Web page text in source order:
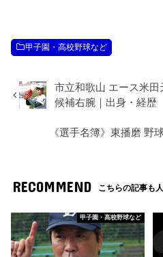
甲子園・高校野球など
市立和歌山 エース米田
候補右腕｜出身・経歴
《選手名簿》東播磨 野
RECOMMEND こちらの記事も人
甲子園・高校野球など